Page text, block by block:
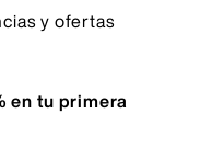
y ofertas
en tu primera